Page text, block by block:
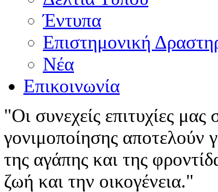
Έντυπα
Επιστημονική
Νέα
Επικοινωνία
"Οι συνεχείς επιτυχίες
γονιμοποίησης αποτελούν
της αγάπης και της
ζωή και την οικογένεια."